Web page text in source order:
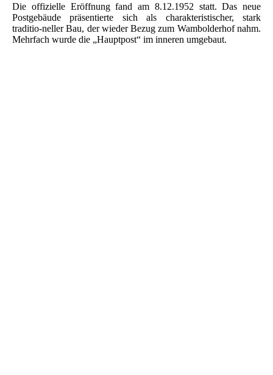
Die offizielle Eröffnung fand am 8.12.1952 statt. Das neue
Postgebäude präsentierte sich als charakteristischer, stark
traditio-neller Bau, der wieder Bezug zum Wambolderhof nahm.
Mehrfach wurde die „Hauptpost“ im inneren umgebaut.